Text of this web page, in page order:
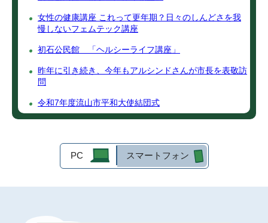
女性の健康講座 これって更年期？日々のしんどさを我
慢しないフェムテック講座
初石公民館 「ヘルシーライフ講座」
昨年に引き続き、今年もアルシンドさんが市長を表敬訪
問
令和7年度流山市平和大使結団式
PC スマートフォン